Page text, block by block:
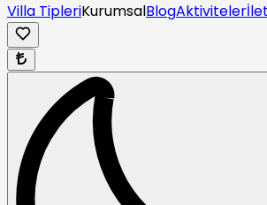
Villa TipleriKurumsalBlogAktiviteler